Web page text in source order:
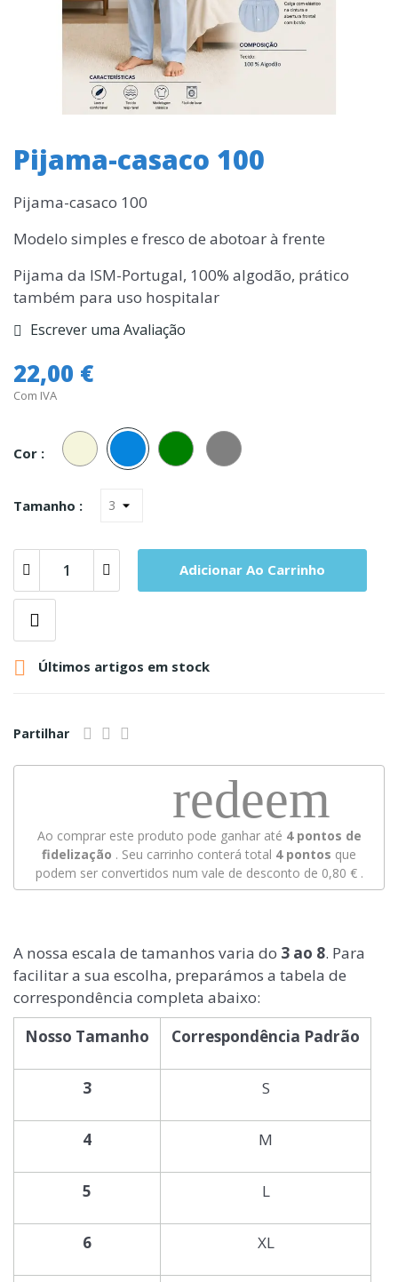
Pijama-casaco 100
Pijama-casaco 100
Modelo simples e fresco de abotoar à frente
Pijama da ISM-Portugal, 100% algodão, prático
também para uso hospitalar
Escrever uma Avaliação
22,00 €
Com IVA
Cor :
Bege Azul Verde
Tamanho :
Adicionar Ao Carrinho
 Últimos artigos em stock
Partilhar
redeem
Ao comprar este produto pode ganhar até 4pontos de
fidelização . Seu carrinho conterá total 4pontos que
podem ser convertidos num vale de desconto de 0,80 €.
A nossa escala de tamanhos varia do 3 ao 8. Para
facilitar a sua escolha, preparámos a tabela de
correspondência completa abaixo:
Nosso Tamanho
Correspondência Padrão
3 S
4 M
5 L
6 XL